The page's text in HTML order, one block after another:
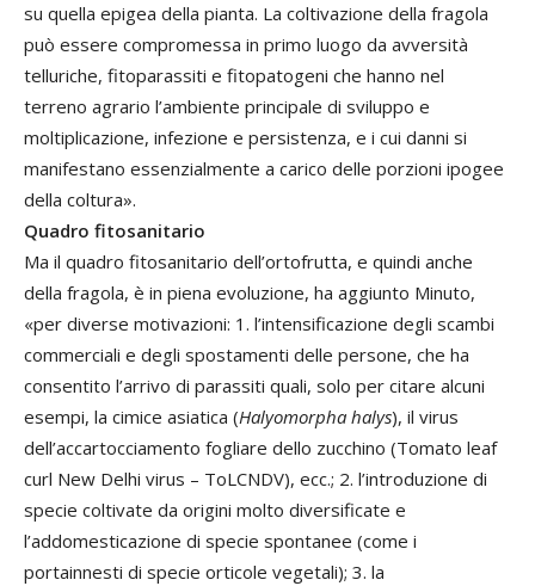
su quella epigea della pianta. La coltivazione della fragola
può essere compromessa in primo luogo da avversità
telluriche, fitoparassiti e fitopatogeni che hanno nel
terreno agrario l’ambiente principale di sviluppo e
moltiplicazione, infezione e persistenza, e i cui danni si
manifestano essenzialmente a carico delle porzioni ipogee
della coltura».
Quadro fitosanitario
Ma il quadro fitosanitario dell’ortofrutta, e quindi anche
della fragola, è in piena evoluzione, ha aggiunto Minuto,
«per diverse motivazioni: 1. l’intensificazione degli scambi
commerciali e degli spostamenti delle persone, che ha
consentito l’arrivo di parassiti quali, solo per citare alcuni
esempi, la cimice asiatica (Halyomorpha halys), il virus
dell’accartocciamento fogliare dello zucchino (Tomato leaf
curl New Delhi virus – ToLCNDV), ecc.; 2. l’introduzione di
specie coltivate da origini molto diversificate e
l’addomesticazione di specie spontanee (come i
portainnesti di specie orticole vegetali); 3. la